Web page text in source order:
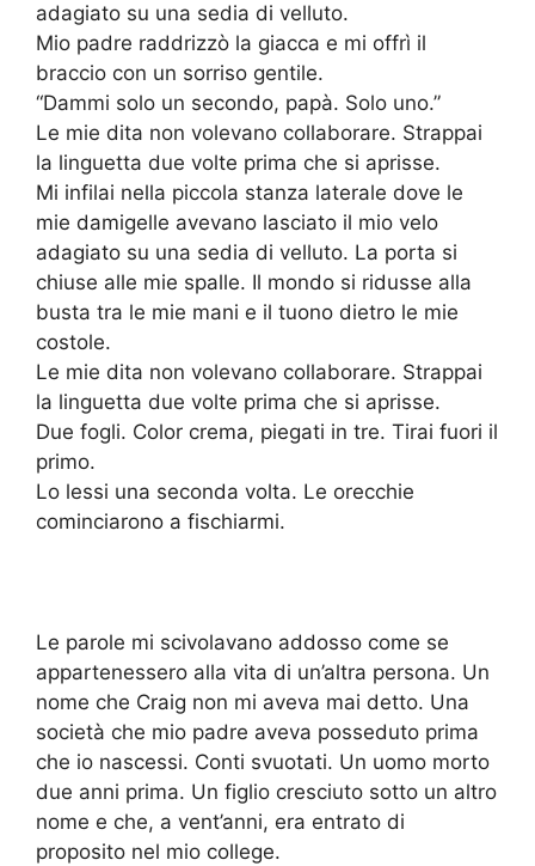
adagiato su una sedia di velluto.
Mio padre raddrizzò la giacca e mi offrì il
braccio con un sorriso gentile.
“Dammi solo un secondo, papà. Solo uno.”
Le mie dita non volevano collaborare. Strappai
la linguetta due volte prima che si aprisse.
Mi infilai nella piccola stanza laterale dove le
mie damigelle avevano lasciato il mio velo
adagiato su una sedia di velluto. La porta si
chiuse alle mie spalle. Il mondo si ridusse alla
busta tra le mie mani e il tuono dietro le mie
costole.
Le mie dita non volevano collaborare. Strappai
la linguetta due volte prima che si aprisse.
Due fogli. Color crema, piegati in tre. Tirai fuori il
primo.
Lo lessi una seconda volta. Le orecchie
cominciarono a fischiarmi.
Le parole mi scivolavano addosso come se
appartenessero alla vita di un’altra persona. Un
nome che Craig non mi aveva mai detto. Una
società che mio padre aveva posseduto prima
che io nascessi. Conti svuotati. Un uomo morto
due anni prima. Un figlio cresciuto sotto un altro
nome e che, a vent’anni, era entrato di
proposito nel mio college.